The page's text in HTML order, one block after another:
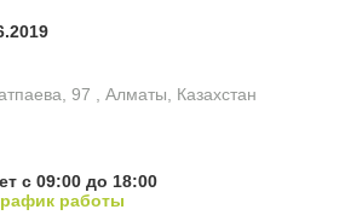
97 , Алматы, Казахстан
с 09:00 до 18:00
работы